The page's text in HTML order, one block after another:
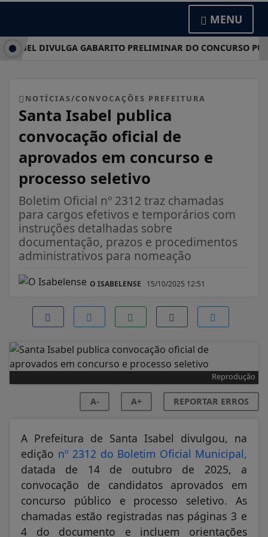
MENU
DIVULGA GABARITO PRELIMINAR DO CONCURSO
NOTÍCIAS/CONVOCAÇÕES PREFEITURA
Santa Isabel publica
convocação oficial de
aprovados em concurso e
processo seletivo
Boletim Oficial nº 2312 traz chamadas
para cargos efetivos e temporários com
instruções detalhadas sobre
documentação, prazos e procedimentos
administrativos para nomeação
O ISABELENSE 15/10/2025 12:51
Reprodução
A- A+ REPORTAR ERROS
A Prefeitura de Santa Isabel divulgou, na
edição nº 2312 do Boletim Oficial Municipal,
datada de 14 de outubro de 2025, a
convocação de candidatos aprovados em
concurso público e processo seletivo. As
chamadas estão registradas nas páginas 3 e
4 do documento e incluem orientações